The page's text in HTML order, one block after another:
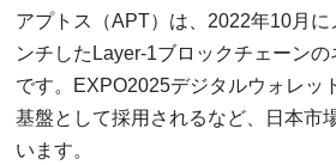
アプトス（APT）は、2022年10月
ンチしたLayer-1ブロックチェーン
です。EXPO2025デジタルウォレッ
基盤として採用されるなど、日本市
います。